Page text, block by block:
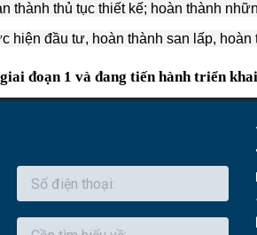
thành thủ tục thiết kế; hoàn thành
hiện đầu tư, hoàn thành san lấp, hoàn
đoạn 1 và đang tiến hành triển